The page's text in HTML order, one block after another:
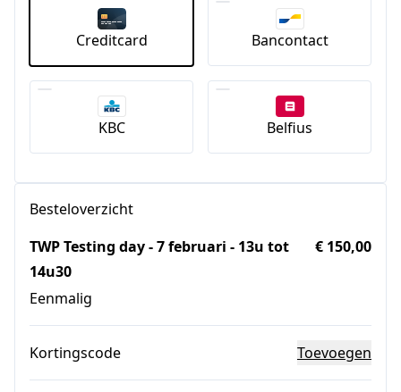
Creditcard Bancontact
KBC Belfius
Besteloverzicht
TWP Testing day - 7 februari - 13u tot
14u30
Eenmalig
€ 150,00
Kortingscode Toevoegen